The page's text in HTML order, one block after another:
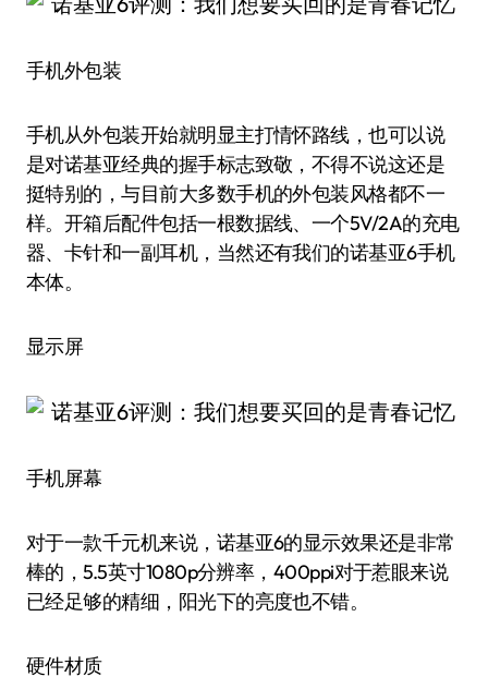
手机外包装
手机从外包装开始就明显主打情怀路线，也可以说
是对诺基亚经典的握手标志致敬，不得不说这还是
挺特别的，与目前大多数手机的外包装风格都不一
样。开箱后配件包括一根数据线、一个5V/2A的充电
器、卡针和一副耳机，当然还有我们的诺基亚6手机
本体。
显示屏
手机屏幕
对于一款千元机来说，诺基亚6的显示效果还是非常
棒的，5.5英寸1080p分辨率，400ppi对于惹眼来说
已经足够的精细，阳光下的亮度也不错。
硬件材质